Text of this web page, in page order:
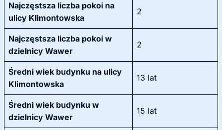
Najczęstsza liczba pokoi na
ulicy Klimontowska
2
Najczęstsza liczba pokoi w
dzielnicy Wawer
2
Średni wiek budynku na ulicy
Klimontowska
13 lat
Średni wiek budynku w
dzielnicy Wawer
15 lat